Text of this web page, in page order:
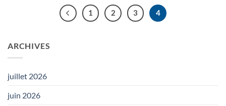
1 2 3 4
ARCHIVES
juillet 2026
juin 2026